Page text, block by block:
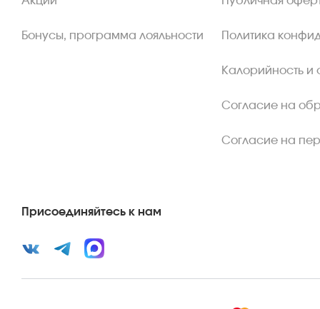
Бонусы, программа лояльности Политика
Калорийность и
Согласие на
Согласие на
Присоединяйтесь к нам